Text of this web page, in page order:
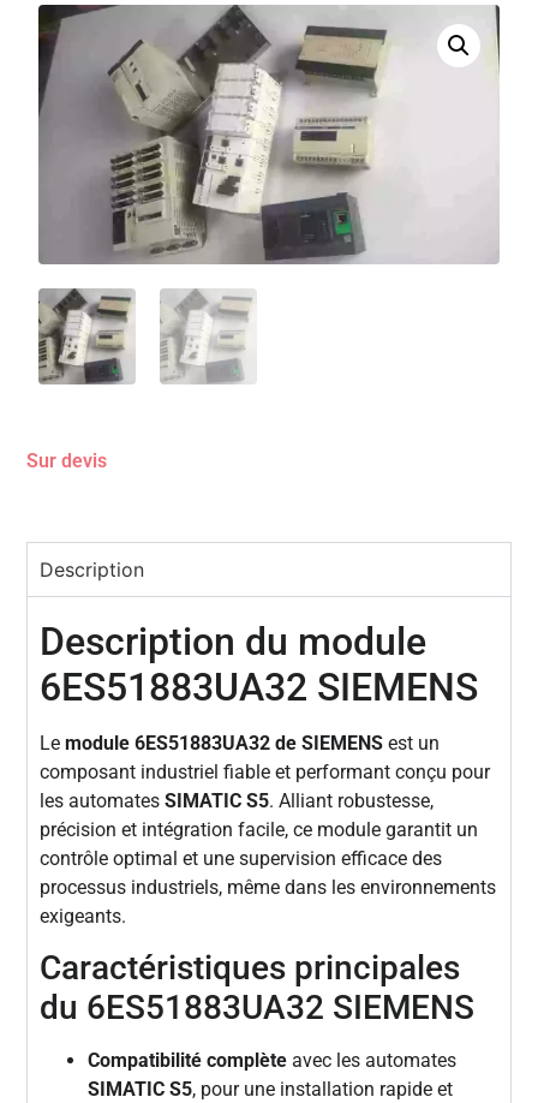
Sur devis
Description
Description du module
6ES51883UA32 SIEMENS
Lemodule 6ES51883UA32 de SIEMENS est un
composant industriel fiable et performant conçu pour
les automatesSIMATIC S5. Alliant robustesse,
précision et intégration facile, ce module garantit un
contrôle optimal et une supervision efficace des
processus industriels, même dans les environnements
exigeants.
Caractéristiques principales
du 6ES51883UA32 SIEMENS
Compatibilité complète avec les automates
SIMATIC S5, pour une installation rapide et